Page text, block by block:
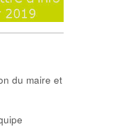
du maire et